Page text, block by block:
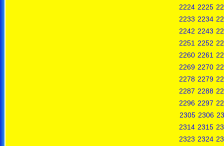
2224 2225
2233 2234
2242 2243
2251 2252
2260 2261
2269 2270
2278 2279
2287 2288
2296 2297
2305 2306
2314 2315
2323 2324